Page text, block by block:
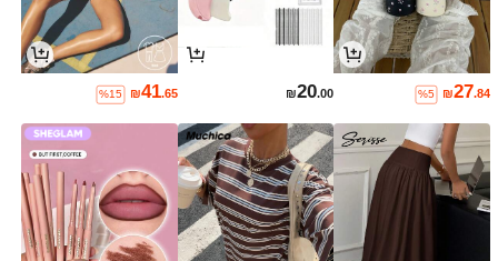
₪27.84
%5
₪20.00
₪41.65
%15